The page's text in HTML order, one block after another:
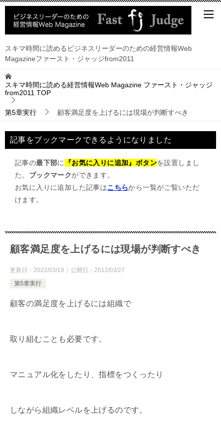
スキマ時間に読めるビジネスリーダーのための経営情報Web
Magazineファースト・ジャッジfrom2011
スキマ時間に読める経営情報Web Magazine ファースト・ジャッジ
from2011 TOP
第5章実行 顧客満足度を上げるには現場が判断すべき
記事をブックマークできるようになりました
記事の最下部に 『お気に入りに追加』ボタンを設置しまし
た。 ブックマークができます。
お気に入りに追加した記事はこちらから一覧がご覧いただ
けます。
顧客満足度を上げるには現場が判断すべき
更新日： 2022/03/19 公開日： 2012/03/27
第5章実行
顧客の満足度を上げるには組織で
取り組むことも必要です。
マニュアル化をしたり、指標をつくったり
しながら組織レベルを上げるのです。